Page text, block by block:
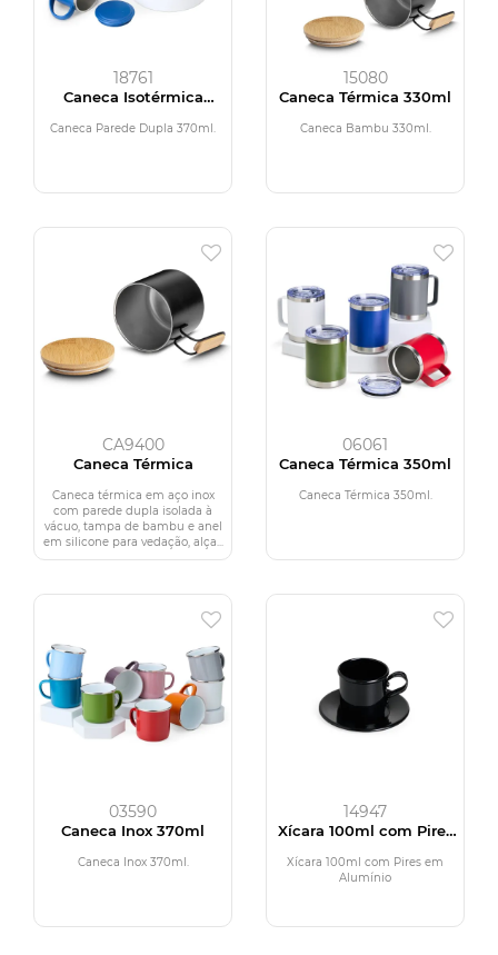
18761
Caneca Isotérmica
Caneca Parede Dupla 370ml.
15080
Caneca Térmica 330ml
Caneca Bambu 330ml.
CA9400
Caneca Térmica
Caneca térmica em aço inox
com parede dupla isolada à
vácuo, tampa de bambu e anel
em silicone para vedação, alça...
06061
Caneca Térmica 350ml
Caneca Térmica 350ml.
03590
Caneca Inox 370ml
Caneca Inox 370ml.
14947
Xícara 100ml com Pires
Xícara 100ml com Pires em
Alumínio